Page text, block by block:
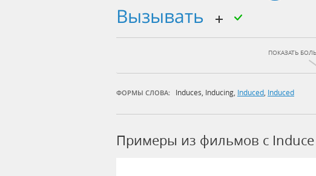
вызывать
ПОКАЗАТЬ
ФОРМЫ СЛОВА: Induces Inducing Induced Induced
Примеры из фильмов c Induce